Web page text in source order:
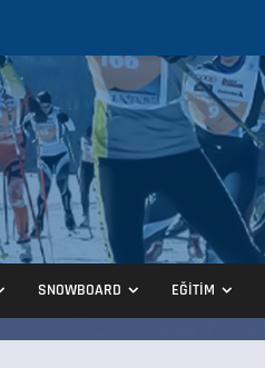
SNOWBOARD EĞİTİM